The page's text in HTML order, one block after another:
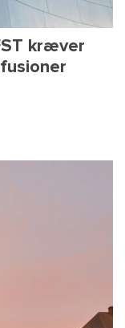
kræver
KFST